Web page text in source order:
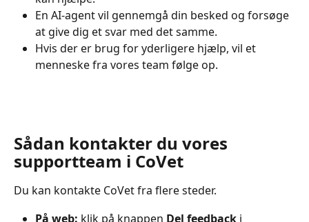
En AI-agent vil gennemgå din besked og forsøge
at give dig et svar med det samme.
Hvis der er brug for yderligere hjælp, vil et
menneske fra vores team følge op.
Sådan kontakter du vores
supportteam i CoVet
Du kan kontakte CoVet fra flere steder.
På web: klik på knappen Del feedback i